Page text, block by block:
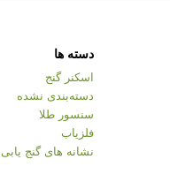
دسته ها
اسکنر گنج
دسته‌بندی نشده
سنسور طلا
فلزیاب
نشانه های گنج یابی